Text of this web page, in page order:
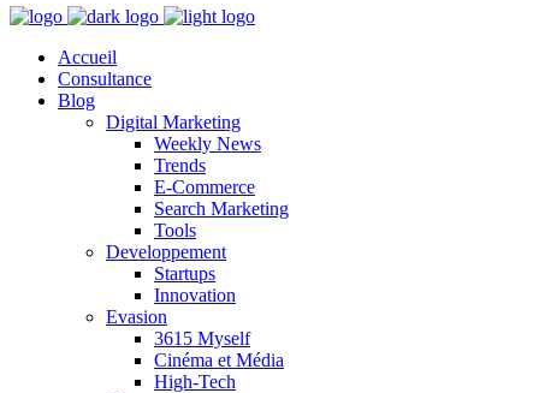
Accueil
Consultance
Blog
Digital Marketing
Weekly News
Trends
E-Commerce
Search Marketing
Tools
Developpement
Startups
Innovation
Evasion
3615 Myself
Cinéma et Média
High-Tech